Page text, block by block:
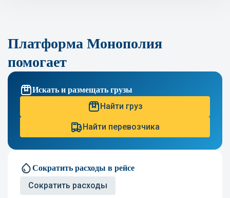
Платформа Монополия
помогает
Искать и размещать грузы
Найти груз
Найти перевозчика
Сократить расходы в рейсе
Сократить расходы